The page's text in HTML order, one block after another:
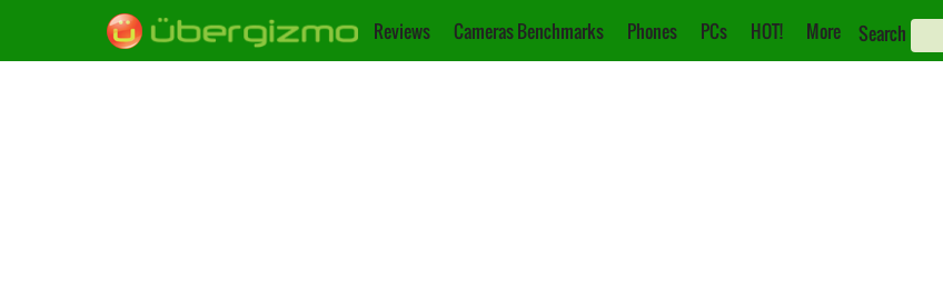
Reviews Cameras Benchmarks Phones PCs HOT! More Search